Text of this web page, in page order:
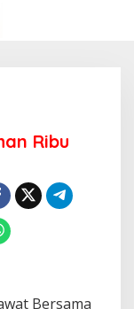
Ribu
Bersama